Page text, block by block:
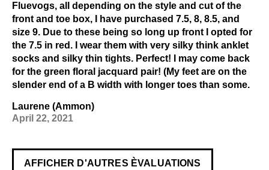
Fluevogs, all depending on the style and cut of the
front and toe box, I have purchased 7.5, 8, 8.5, and
size 9. Due to these being so long up front I opted for
the 7.5 in red. I wear them with very silky think anklet
socks and silky thin tights. Perfect! I may come back
for the green floral jacquard pair! (My feet are on the
slender end of a B width with longer toes than some.
Laurene (Ammon)
April 22, 2021
AFFICHER D'AUTRES ÈVALUATIONS